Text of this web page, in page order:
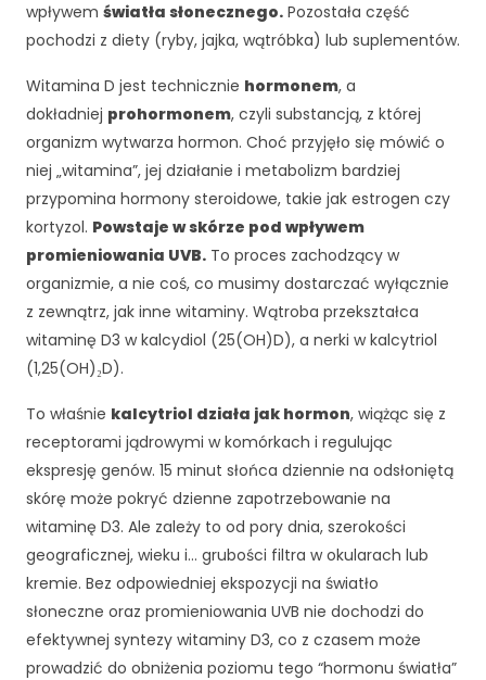
wpływem światła słonecznego. Pozostała część
pochodzi z diety (ryby, jajka, wątróbka) lub suplementów.
Witamina D jest technicznie hormonem, a
dokładniej prohormonem, czyli substancją, z której
organizm wytwarza hormon. Choć przyjęło się mówić o
niej „witamina”, jej działanie i metabolizm bardziej
przypomina hormony steroidowe, takie jak estrogen czy
kortyzol. Powstaje w skórze pod wpływem
promieniowania UVB. To proces zachodzący w
organizmie, a nie coś, co musimy dostarczać wyłącznie
z zewnątrz, jak inne witaminy. Wątroba przekształca
witaminę D3 w kalcydiol (25(OH)D), a nerki w kalcytriol
(1,25(OH)₂D).
To właśnie kalcytriol działa jak hormon, wiążąc się z
receptorami jądrowymi w komórkach i regulując
ekspresję genów. 15 minut słońca dziennie na odsłoniętą
skórę może pokryć dzienne zapotrzebowanie na
witaminę D3. Ale zależy to od pory dnia, szerokości
geograficznej, wieku i… grubości filtra w okularach lub
kremie. Bez odpowiedniej ekspozycji na światło
słoneczne oraz promieniowania UVB nie dochodzi do
efektywnej syntezy witaminy D3, co z czasem może
prowadzić do obniżenia poziomu tego “hormonu światła”